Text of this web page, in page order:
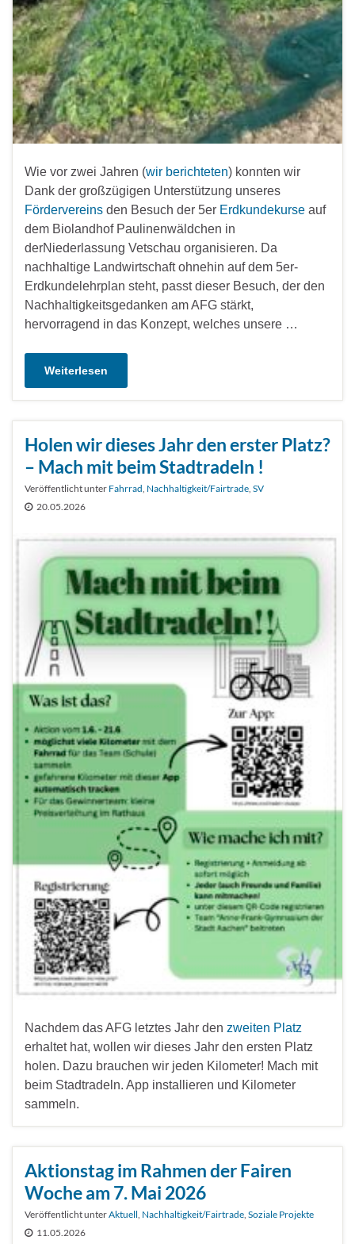
Wie vor zwei Jahren (wir berichteten) konnten wir
Dank der großzügigen Unterstützung unseres
Fördervereins den Besuch der 5er Erdkundekurse auf
dem Biolandhof Paulinenwäldchen in
derNiederlassung Vetschau organisieren. Da
nachhaltige Landwirtschaft ohnehin auf dem 5er-
Erdkundelehrplan steht, passt dieser Besuch, der den
Nachhaltigkeitsgedanken am AFG stärkt,
hervorragend in das Konzept, welches unsere …
Weiterlesen
Holen wir dieses Jahr den erster Platz?
– Mach mit beim Stadtradeln !
Veröffentlicht unter Fahrrad Nachhaltigkeit/Fairtrade SV
20.05.2026
Nachdem das AFG letztes Jahr den zweiten Platz
erhaltet hat, wollen wir dieses Jahr den ersten Platz
holen. Dazu brauchen wir jeden Kilometer! Mach mit
beim Stadtradeln. App installieren und Kilometer
sammeln.
Aktionstag im Rahmen der Fairen
Woche am 7. Mai 2026
Veröffentlicht unterAktuell, Nachhaltigkeit/Fairtrade, Soziale Projekte
11.05.2026